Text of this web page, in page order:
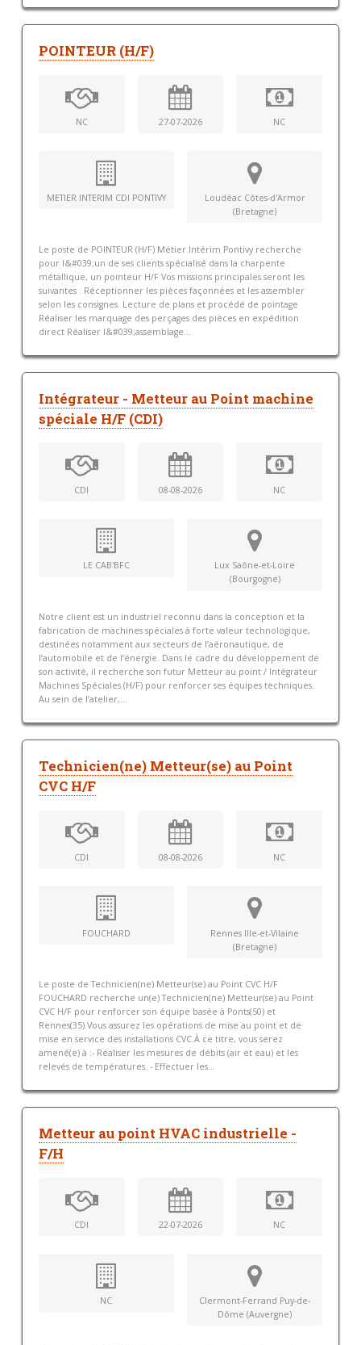
POINTEUR (H/F)
NC 27-07-2026 NC
METIER INTERIM CDI PONTIVY
Loudéac Côtes-d'Armor
(Bretagne)
Le poste de POINTEUR (H/F) Métier Intérim Pontivy recherche
pour l&#039;un de ses clients spécialisé dans la charpente
métallique, un pointeur H/F Vos missions principales seront les
suivantes : Réceptionner les pièces façonnées et les assembler
selon les consignes. Lecture de plans et procédé de pointage
Réaliser les marquage des perçages des pièces en expédition
direct Réaliser l&#039;assemblage...
Intégrateur - Metteur au Point machine
spéciale H/F (CDI)
CDI 08-08-2026 NC
LE CAB'BFC
Lux Saône-et-Loire
(Bourgogne)
Notre client est un industriel reconnu dans la conception et la
fabrication de machines spéciales à forte valeur technologique,
destinées notamment aux secteurs de l’aéronautique, de
l’automobile et de l’énergie. Dans le cadre du développement de
son activité, il recherche son futur Metteur au point / Intégrateur
Machines Spéciales (H/F) pour renforcer ses équipes techniques.
Au sein de l’atelier,...
Technicien(ne) Metteur(se) au Point
CVC H/F
CDI 08-08-2026 NC
FOUCHARD
Rennes Ille-et-Vilaine
(Bretagne)
Le poste de Technicien(ne) Metteur(se) au Point CVC H/F
FOUCHARD recherche un(e) Technicien(ne) Metteur(se) au Point
CVC H/F pour renforcer son équipe basée à Ponts(50) et
Rennes(35).Vous assurez les opérations de mise au point et de
mise en service des installations CVC.À ce titre, vous serez
amené(e) à :- Réaliser les mesures de débits (air et eau) et les
relevés de températures. - Effectuer les...
Metteur au point HVAC industrielle -
F/H
CDI 22-07-2026 NC
NC
Clermont-Ferrand Puy-de-
Dôme (Auvergne)